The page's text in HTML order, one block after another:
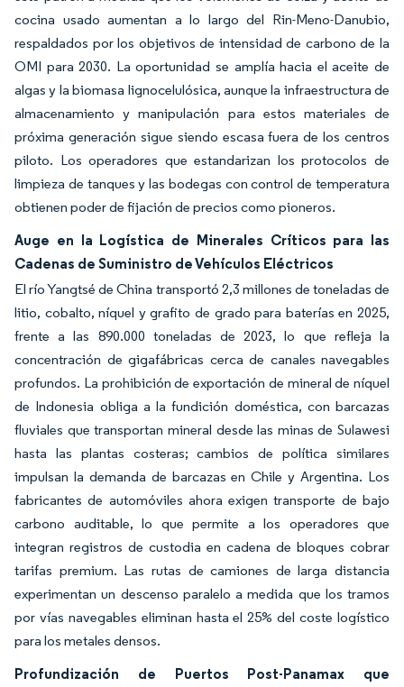
cocina usado aumentan a lo largo del Rin-Meno-Danubio,
respaldados por los objetivos de intensidad de carbono de la
OMI para 2030. La oportunidad se amplía hacia el aceite de
algas y la biomasa lignocelulósica, aunque la infraestructura de
almacenamiento y manipulación para estos materiales de
próxima generación sigue siendo escasa fuera de los centros
piloto. Los operadores que estandarizan los protocolos de
limpieza de tanques y las bodegas con control de temperatura
obtienen poder de fijación de precios como pioneros.
Auge en la Logística de Minerales Críticos para las
Cadenas de Suministro de Vehículos Eléctricos
El río Yangtsé de China transportó 2,3 millones de toneladas de
litio, cobalto, níquel y grafito de grado para baterías en 2025,
frente a las 890.000 toneladas de 2023, lo que refleja la
concentración de gigafábricas cerca de canales navegables
profundos. La prohibición de exportación de mineral de níquel
de Indonesia obliga a la fundición doméstica, con barcazas
fluviales que transportan mineral desde las minas de Sulawesi
hasta las plantas costeras; cambios de política similares
impulsan la demanda de barcazas en Chile y Argentina. Los
fabricantes de automóviles ahora exigen transporte de bajo
carbono auditable, lo que permite a los operadores que
integran registros de custodia en cadena de bloques cobrar
tarifas premium. Las rutas de camiones de larga distancia
experimentan un descenso paralelo a medida que los tramos
por vías navegables eliminan hasta el 25% del coste logístico
para los metales densos.
Profundización de Puertos Post-Panamax que